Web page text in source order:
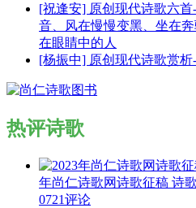
[祝逢安] 原创现代诗歌六
音、风在慢慢变黑、坐在
在眼睛中的人
[杨振中] 原创现代诗歌赏
热评诗歌
年尚仁诗歌网诗歌征稿 诗
0721评论